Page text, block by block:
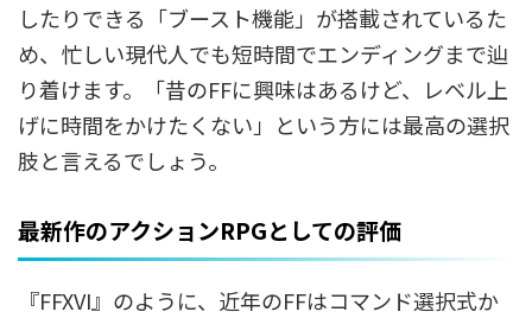
したりできる「ブースト機能」が搭載されているた
め、忙しい現代人でも短時間でエンディングまで辿
り着けます。「昔のFFに興味はあるけど、レベル上
げに時間をかけたくない」という方には最高の選択
肢と言えるでしょう。
最新作のアクションRPGとしての評価
『FFXVI』のように、近年のFFはコマンド選択式か